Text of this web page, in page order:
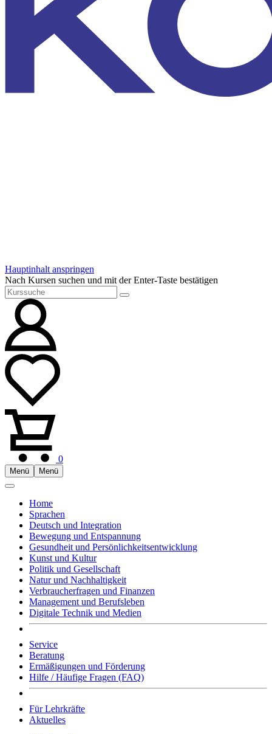
Hauptinhalt anspringen
Nach Kursen suchen und mit der Enter-Taste bestätigen
0
Menü Menü
Home
Sprachen
Deutsch und Integration
Bewegung und Entspannung
Gesundheit und Persönlichkeitsentwicklung
Kunst und Kultur
Politik und Gesellschaft
Natur und Nachhaltigkeit
Verbraucherfragen und Finanzen
Management und Berufsleben
Digitale Technik und Medien
Service
Beratung
Ermäßigungen und Förderung
Hilfe / Häufige Fragen (FAQ)
Für Lehrkräfte
Aktuelles